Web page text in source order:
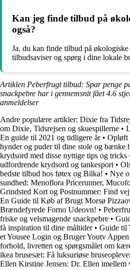
Kan jeg finde tilbud på
også?
Ja, du kan finde tilbud på
tilbudsaviser og spørg i dine lokale
Artiklen Peberfrugt tilbud: Spar penge
snackpebre har i gennemsnit fået4.6
anmeldelser
Andre populære artikler: Dixie fra
om Dixie, Tidsrejsen og skuespillerne •
En guide til 2021 og tidligere år• Opløft
hynder og puder til dine stole og bænke
krydsord med disse nyttige tips og tricks
udfordrende krydsord og tankesport •
bedste tilbud hos føtex og Bilka! • Nye
sundhed: Menoflora Pricerunner,
Grindsted Kort og Postnummer: Find
En Guide til Køb af Brugt Morsø
Brændefyrede Forno Udeovn! •
friske og velsmagende snackpebre •
få inspiration til dine måltider• Guide til
et Yousee Login og Bruger Youtv Appen
forhold, livretten og spørgsmålet om
ikea brusesæt: Få luksuriøse
Ellen Kirstine Jensen: Dr. Ellen imellem